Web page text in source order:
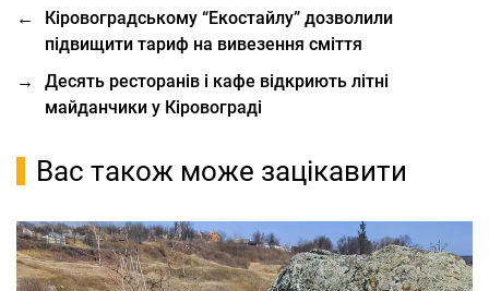
←
Кіровоградському “Екостайлу” дозволили
підвищити тариф на вивезення сміття
→
Десять ресторанів і кафе відкриють літні
майданчики у Кіровограді
Вас також може зацікавити